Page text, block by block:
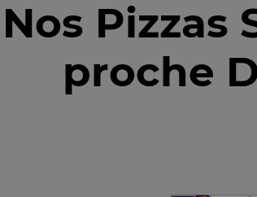
Nos Pizzas
proche